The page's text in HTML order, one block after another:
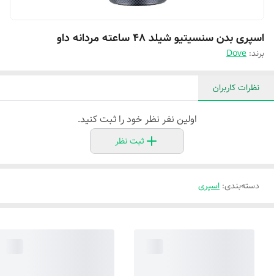
اسپری بدن سنسیتیو شیلد 48 ساعته مردانه داو
برند: Dove
نظرات کاربران
اولین نفر نظر خود را ثبت کنید.
ثبت نظر
دسته‌بندی: اسپری